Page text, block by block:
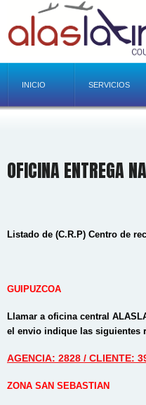
INICIO SERVICIOS
OFICINA ENTREGA
Listado de (C.R.P) Centro de
GUIPUZCOA
Llamar a oficina central
el envio indique las siguientes
AGENCIA: 2828 / CLIENTE:
ZONA SAN SEBASTIAN